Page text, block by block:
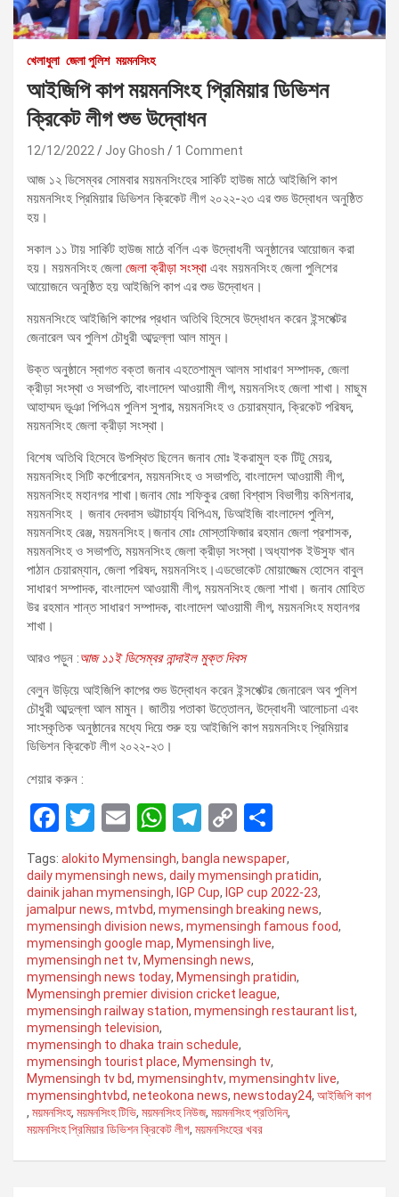
খেলাধুলা জেলা পুলিশ ময়মনসিংহ
আইজিপি কাপ ময়মনসিংহ প্রিমিয়ার ডিভিশন
ক্রিকেট লীগ শুভ উদ্বোধন
12/12/2022 Joy Ghosh 1 Comment
আজ ১২ ডিসেম্বর সোমবার ময়মনসিংহের সার্কিট হাউজ মাঠে আইজিপি কাপ
ময়মনসিংহ প্রিমিয়ার ডিভিশন ক্রিকেট লীগ ২০২২-২৩ এর শুভ উদ্বোধন অনুষ্ঠিত
হয়।
সকাল ১১ টায় সার্কিট হাউজ মাঠে বর্ণিল এক উদ্বোধনী অনুষ্ঠানের আয়োজন করা
হয়। ময়মনসিংহ জেলা জেলা ক্রীড়া সংস্থা এবং ময়মনসিংহ জেলা পুলিশের
আয়োজনে অনুষ্ঠিত হয় আইজিপি কাপ এর শুভ উদ্বোধন।
ময়মনসিংহে আইজিপি কাপের প্রধান অতিথি হিসেবে উদ্ধোধন করেন ইন্সপেক্টর
জেনারেল অব পুলিশ চৌধুরী আব্দুল্লা আল মামুন।
উক্ত অনুষ্ঠানে স্বাগত বক্তা জনাব এহতেশামুল আলম সাধারণ সম্পাদক, জেলা
ক্রীড়া সংস্থা ও সভাপতি, বাংলাদেশ আওয়ামী লীগ, ময়মনসিংহ জেলা শাখা। মাছুম
আহাম্মদ ভূঞা পিপিএম পুলিশ সুপার, ময়মনসিংহ ও চেয়ারম্যান, ক্রিকেট পরিষদ,
ময়মনসিংহ জেলা ক্রীড়া সংস্থা।
বিশেষ অতিথি হিসেবে উপস্থিত ছিলেন জনাব মোঃ ইকরামুল হক টিটু মেয়র,
ময়মনসিংহ সিটি কর্পোরেশন, ময়মনসিংহ ও সভাপতি, বাংলাদেশ আওয়ামী লীগ,
ময়মনসিংহ মহানগর শাখা।জনাব মোঃ শফিকুর রেজা বিশ্বাস বিভাগীয় কমিশনার,
ময়মনসিংহ । জনাব দেবদাস ভট্টাচার্য্য বিপিএম, ডিআইজি বাংলাদেশ পুলিশ,
ময়মনসিংহ রেঞ্জ, ময়মনসিংহ।জনাব মোঃ মোস্তাফিজার রহমান জেলা প্রশাসক,
ময়মনসিংহ ও সভাপতি, ময়মনসিংহ জেলা ক্রীড়া সংস্থা।অধ্যাপক ইউসুফ খান
পাঠান চেয়ারম্যান, জেলা পরিষদ, ময়মনসিংহ।এডভোকেট মোয়াজ্জেম হোসেন বাবুল
সাধারণ সম্পাদক, বাংলাদেশ আওয়ামী লীগ, ময়মনসিংহ জেলা শাখা। জনাব মোহিত
উর রহমান শান্ত সাধারণ সম্পাদক, বাংলাদেশ আওয়ামী লীগ, ময়মনসিংহ মহানগর
শাখা।
আরও পড়ুন :আজ ১১ই ডিসেম্বর নান্দাইল মুক্ত দিবস
বেলুন উড়িয়ে আইজিপি কাপের শুভ উদ্বোধন করেন ইন্সপেক্টর জেনারেল অব পুলিশ
চৌধুরী আব্দুল্লা আল মামুন। জাতীয় পতাকা উত্তোলন, উদ্বোধনী আলোচনা এবং
সাংস্কৃতিক অনুষ্ঠানের মধ্যে দিয়ে শুরু হয় আইজিপি কাপ ময়মনসিংহ প্রিমিয়ার
ডিভিশন ক্রিকেট লীগ ২০২২-২৩।
শেয়ার করুন :
F
a
ce
b
o
o
k
T
wi
tt
er
E
m
ail
W
h
at
s
A
p
p
T
el
e
gr
a
m
C
py
Li
n
k
ar
e
Tags: alokito Mymensingh, bangla newspaper,
daily mymensingh news, daily mymensingh pratidin,
dainik jahan mymensingh, IGP Cup, IGP cup 2022-23,
jamalpur news, mtvbd, mymensingh breaking news,
mymensingh division news, mymensingh famous food,
mymensingh google map, Mymensingh live,
mymensingh net tv, Mymensingh news,
mymensingh news today, Mymensingh pratidin,
Mymensingh premier division cricket league,
mymensingh railway station, mymensingh restaurant list,
mymensingh television,
mymensingh to dhaka train schedule,
mymensingh tourist place, Mymensingh tv,
Mymensingh tv bd, mymensinghtv, mymensinghtv live,
mymensinghtvbd, neteokona news, newstoday24, আইজিপি কাপ
, ময়মনসিংহ, ময়মনসিংহ টিভি, ময়মনসিংহ নিউজ, ময়মনসিংহ প্রতিদিন,
ময়মনসিংহ প্রিমিয়ার ডিভিশন ক্রিকেট লীগ, ময়মনসিংহের খবর